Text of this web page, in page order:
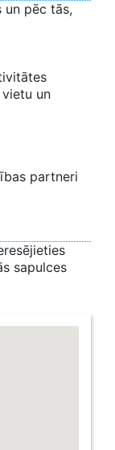
un pēc tās,
un
partneri
sapulces